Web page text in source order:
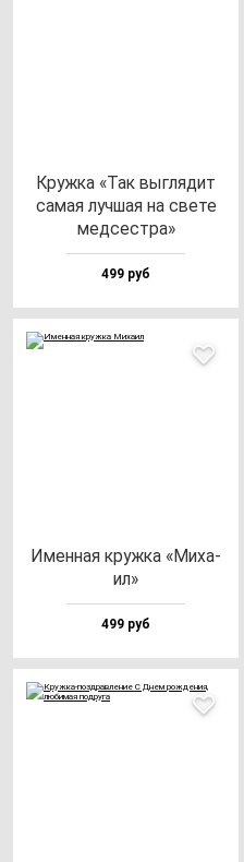
Круж­ка «Так выг­ля­дит
са­мая луч­шая на све­те
мед­сес­тра»
499 руб
Имен­ная круж­ка «Миха­
ил»
499 руб